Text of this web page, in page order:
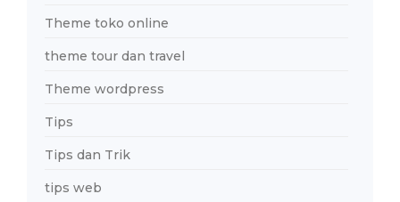
Theme toko online
theme tour dan travel
Theme wordpress
Tips
Tips dan Trik
tips web